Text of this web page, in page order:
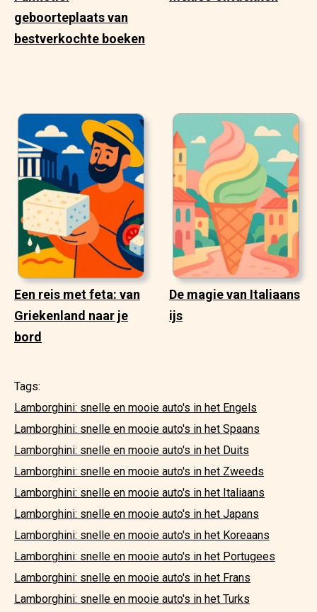
geboorteplaats van
bestverkochte boeken
Een reis met feta: van
Griekenland naar je
bord
De magie van Italiaans
ijs
Tags:
Lamborghini: snelle en mooie auto's in het Engels
Lamborghini: snelle en mooie auto's in het Spaans
Lamborghini: snelle en mooie auto's in het Duits
Lamborghini: snelle en mooie auto's in het Zweeds
Lamborghini: snelle en mooie auto's in het Italiaans
Lamborghini: snelle en mooie auto's in het Japans
Lamborghini: snelle en mooie auto's in het Koreaans
Lamborghini: snelle en mooie auto's in het Portugees
Lamborghini: snelle en mooie auto's in het Frans
Lamborghini: snelle en mooie auto's in het Turks